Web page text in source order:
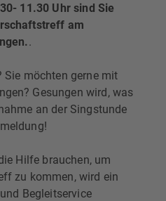
11.30 Uhr sind Sie
am
.
Sie möchten gerne mit
Gesungen wird, was
an der Singstunde
Hilfe brauchen, um
zu kommen, wird ein
Begleitservice